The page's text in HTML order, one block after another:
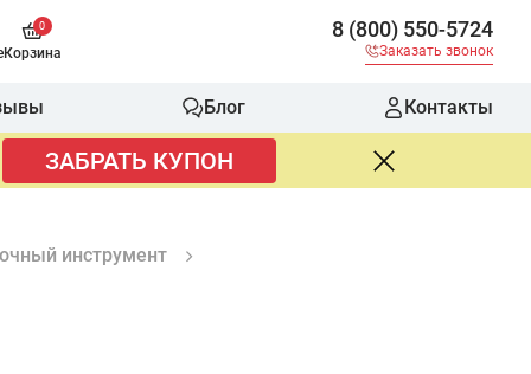
0
Корзина
8 (800) 550-5724
Заказать звонок
Блог Контакты
ЗАБРАТЬ КУПОН
инструмент